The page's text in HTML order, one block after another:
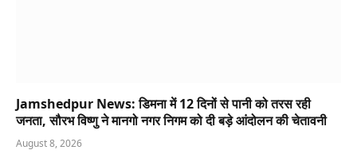
Jamshedpur News: डिमना में 12 दिनों से पानी को तरस रही
जनता, सौरभ विष्णु ने मानगो नगर निगम को दी बड़े आंदोलन की चेतावनी
August 8, 2026